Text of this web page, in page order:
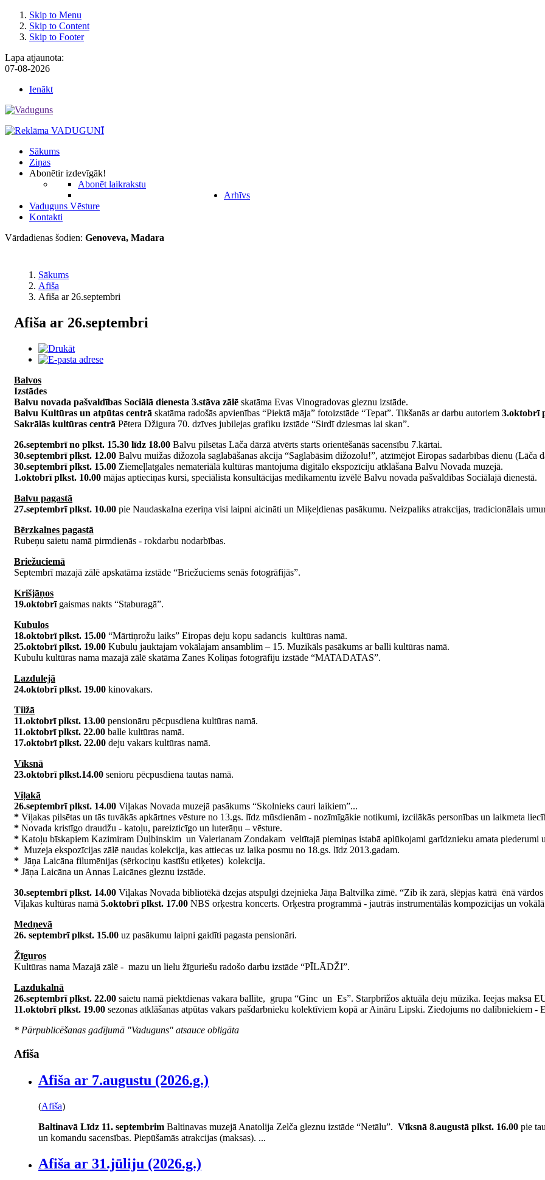
Skip to Menu
Skip to Content
Skip to Footer
Lapa atjaunota:
07-08-2026
Ienākt
Sākums
Ziņas
Abonētir izdevīgāk!
Abonēt laikrakstu
Arhīvs
Vaduguns Vēsture
Kontakti
Vārdadienas šodien: Genoveva, Madara
Sākums
Afiša
Afiša ar 26.septembri
Afiša ar 26.septembri
Balvos
Izstādes
Balvu novada pašvaldības Sociālā dienesta 3.stāva zālē skatāma Evas Vinogradovas gleznu izstāde.
Balvu Kultūras un atpūtas centrā skatāma radošās apvienības “Piektā māja” fotoizstāde “Tepat”. Tikšanās ar darbu autoriem 3.oktobrī
Sakrālās kultūras centrā Pētera Džigura 70. dzīves jubilejas grafiku izstāde “Sirdī dziesmas lai skan”.
26.septembrī no plkst. 15.30 līdz 18.00 Balvu pilsētas Lāča dārzā atvērts starts orientēšanās sacensību 7.kārtai.
30.septembrī plkst. 12.00 Balvu muižas dižozola saglabāšanas akcija “Saglabāsim dižozolu!”, atzīmējot Eiropas sadarbības dienu (Lāča
30.septembrī plkst. 15.00 Ziemeļlatgales nemateriālā kultūras mantojuma digitālo ekspozīciju atklāšana Balvu Novada muzejā.
1.oktobrī plkst. 10.00 mājas aptieciņas kursi, speciālista konsultācijas medikamentu izvēlē Balvu novada pašvaldības Sociālajā dienestā.
Balvu pagastā
27.septembrī plkst. 10.00 pie Naudaskalna ezeriņa visi laipni aicināti un Miķeļdienas pasākumu. Neizpaliks atrakcijas, tradicionālais
Bērzkalnes pagastā
Rubeņu saietu namā pirmdienās - rokdarbu nodarbības.
Briežuciemā
Septembrī mazajā zālē apskatāma izstāde “Briežuciems senās fotogrāfijās”.
Krišjāņos
19.oktobrīgaismas nakts “Staburagā”.
Kubulos
18.oktobrī plkst. 15.00 “Mārtiņrožu laiks” Eiropas deju kopu sadancis kultūras namā.
25.oktobrī plkst. 19.00 Kubulu jauktajam vokālajam ansamblim – 15. Muzikāls pasākums ar balli kultūras namā.
Kubulu kultūras nama mazajā zālē skatāma Zanes Koliņas fotogrāfiju izstāde “MATADATAS”.
Lazdulejā
24.oktobrī plkst. 19.00 kinovakars.
Tilžā
11.oktobrī plkst. 13.00 pensionāru pēcpusdiena kultūras namā.
11.oktobrī plkst. 22.00 balle kultūras namā.
17.oktobrī plkst. 22.00 deju vakars kultūras namā.
Vīksnā
23.oktobrī plkst.14.00 senioru pēcpusdiena tautas namā.
Viļakā
26.septembrī plkst. 14.00 Viļakas Novada muzejā pasākums “Skolnieks cauri laikiem”...
* Viļakas pilsētas un tās tuvākās apkārtnes vēsture no 13.gs. līdz mūsdienām - nozīmīgākie notikumi, izcilākās personības un laikmeta
* Novada kristīgo draudžu - katoļu, pareizticīgo un luterāņu – vēsture.
* Katoļu bīskapiem Kazimiram Duļbinskim un Valerianam Zondakam veltītajā piemiņas istabā aplūkojami garīdznieku amata piederumi
* Muzeja ekspozīcijas zālē naudas kolekcija, kas attiecas uz laika posmu no 18.gs. līdz 2013.gadam.
* Jāņa Laicāna filumēnijas (sērkociņu kastīšu etiķetes) kolekcija.
* Jāņa Laicāna un Annas Laicānes gleznu izstāde.
30.septembrī plkst. 14.00 Viļakas Novada bibliotēkā dzejas atspulgi dzejnieka Jāņa Baltvilka zīmē. “Zib ik zarā, slēpjas katrā ēnā
Viļakas kultūras namā 5.oktobrī plkst. 17.00 NBS orķestra koncerts. Orķestra programmā - jautrās instrumentālās kompozīcijas un
Medņevā
26. septembrī plkst. 15.00 uz pasākumu laipni gaidīti pagasta pensionāri.
Žīguros
Kultūras nama Mazajā zālē - mazu un lielu žīguriešu radošo darbu izstāde “PĪLĀDŽI”.
Lazdukalnā
26.septembrī plkst. 22.00 saietu namā piektdienas vakara ballīte, grupa “Ginc un Es”. Starpbrīžos aktuāla deju mūzika. Ieejas maksa
11.oktobrī plkst. 19.00 sezonas atklāšanas atpūtas vakars pašdarbnieku kolektīviem kopā ar Aināru Lipski. Ziedojums no dalībniekiem -
* Pārpublicēšanas gadījumā "Vaduguns" atsauce obligāta
Afiša
Afiša ar 7.augustu (2026.g.)
(Afiša)
Baltinavā Līdz 11. septembrim Baltinavas muzejā Anatolija Zelča gleznu izstāde “Netālu”. Vīksnā 8.augustā plkst. 16.00 pie
un komandu sacensības. Piepūšamās atrakcijas (maksas). ...
Afiša ar 31.jūliju (2026.g.)